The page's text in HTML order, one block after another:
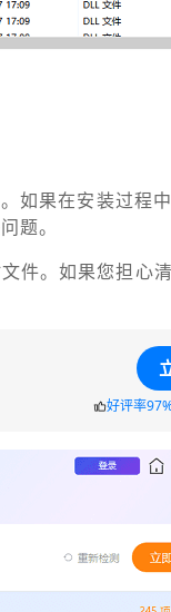
如果在安装过程
题。
件。如果您担心
好评率